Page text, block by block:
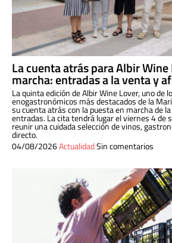
La cuenta atrás para Albir
marcha: entradas a la venta y
La quinta edición de Albir Wine Lover, uno de
enogastronómicos más destacados de la
su cuenta atrás con la puesta en marcha de
entradas. La cita tendrá lugar el viernes 4 de
reunir una cuidada selección de vinos,
directo.
04/08/2026ActualidadSin comentarios